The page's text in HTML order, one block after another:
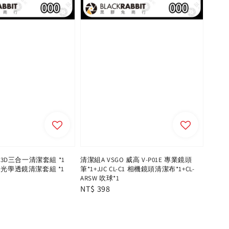
三合一清潔套組 *1
光學透鏡清潔套組 *1
清潔組A VSGO 威高 V-P01E 專業鏡頭
筆*1+JJC CL-C1 相機鏡頭清潔布*1+CL-
ARSW 吹球*1
Regular
NT$ 398